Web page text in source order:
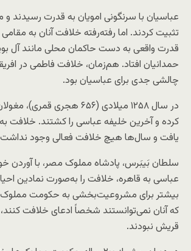
عباسیان با سرنگونی امویان به قدرت رسیدند و
تثبیت کردند. اما رفته‌رفته خلافت آنان به
قدرت واقعی به دست حاکمان محلی مانند آل
حمدانیان افتاد. هم‌زمان، خلافت فاطمی در
چالشی جدی برای عباسیان بود.
در سال ۱۲۵۸ میلادی (۶۵۶ هجری
کرده و آخرین خلیفه عباسی را کشتند. خلافت
یافت و سال‌ها هیچ خلافت فعالی وجود
سلطان بَیبَرس، پادشاه مملوک مصر، با آوردن
عباسی به قاهره، خلافت را به‌صورت نمادین
بیشتر برای مشروعیت‌بخشی به حکومت
که آنان نمی‌توانستند شخصاً ادعای خلافت
قریش نبودند.